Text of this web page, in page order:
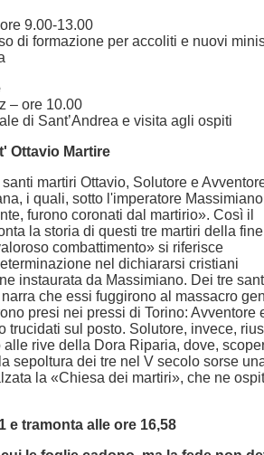
9.00-13.00
di formazione per accoliti e nuovi
– ore 10.00
di Sant’Andrea e visita agli ospiti
Ottavio Martire
martiri Ottavio, Solutore e
i quali, sotto l'imperatore
furono coronati dal martirio». Così il
la storia di questi tre martiri della fine
combattimento» si riferisce
nel dichiararsi cristiani
instaurata da Massimiano. Dei tre
che essi fuggirono al massacro
presi nei pressi di Torino: Avventore
trucidati sul posto. Solutore, invece,
rive della Dora Riparia, dove,
sepoltura dei tre nel V secolo sorse
la «Chiesa dei martiri», che ne
e tramonta alle ore 16,58